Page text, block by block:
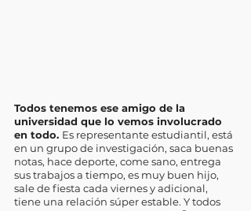
Todos tenemos ese amigo de la
universidad que lo vemos involucrado
en todo. Es representante estudiantil, está
en un grupo de investigación, saca buenas
notas, hace deporte, come sano, entrega
sus trabajos a tiempo, es muy buen hijo,
sale de fiesta cada viernes y adicional,
tiene una relación súper estable. Y todos